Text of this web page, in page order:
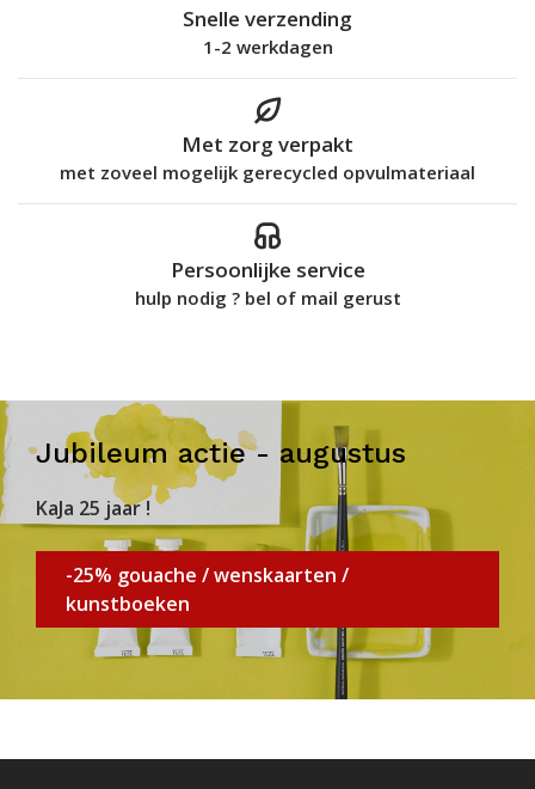
Snelle verzending
1-2 werkdagen
Met zorg verpakt
met zoveel mogelijk gerecycled opvulmateriaal
Persoonlijke service
hulp nodig ? bel of mail gerust
Jubileum actie - augustus
KaJa 25 jaar !
-25% gouache / wenskaarten /
kunstboeken